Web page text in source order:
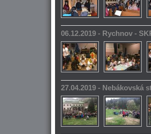
06.12.2019 - Rychnov -
27.04.2019 - Nebákovská